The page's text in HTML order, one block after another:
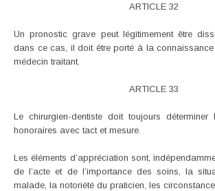
ARTICLE 32
Un pronostic grave peut légitimement être
dans ce cas, il doit être porté à la
médecin traitant.
ARTICLE 33
Le chirurgien-dentiste doit toujours
honoraires avec tact et mesure.
Les éléments d’appréciation sont,
de l’acte et de l’importance des soins, la
malade, la notoriété du praticien, les